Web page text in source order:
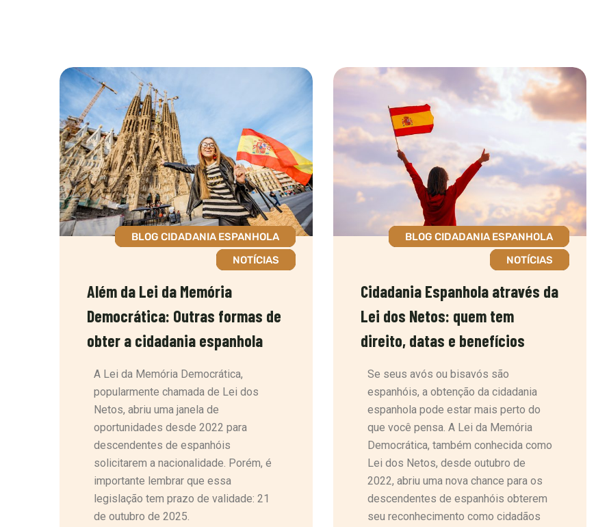
BLOG CIDADANIA ESPANHOLA
NOTÍCIAS
Além da Lei da Memória
Democrática: Outras formas de
obter a cidadania espanhola
A Lei da Memória Democrática,
popularmente chamada de Lei dos
Netos, abriu uma janela de
oportunidades desde 2022 para
descendentes de espanhóis
solicitarem a nacionalidade. Porém, é
importante lembrar que essa
legislação tem prazo de validade: 21
de outubro de 2025.
BLOG CIDADANIA ESPANHOLA
NOTÍCIAS
Cidadania Espanhola através da
Lei dos Netos: quem tem
direito, datas e benefícios
Se seus avós ou bisavós são
espanhóis, a obtenção da cidadania
espanhola pode estar mais perto do
que você pensa. A Lei da Memória
Democrática, também conhecida como
Lei dos Netos, desde outubro de
2022, abriu uma nova chance para os
descendentes de espanhóis obterem
seu reconhecimento como cidadãos